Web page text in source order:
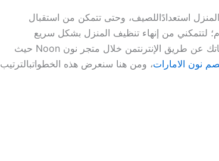
المنزل استعداداللصيف، وحتى تتمكن من استقبال
؛ لتتمكني من إنهاء تنظيف المنزل بشكل سريع
عن طريق الإنترنتمن خلال متجر نون
حيث
نون الامارات، ومن هنا سنعرض هذه الخطواتبالترتيب